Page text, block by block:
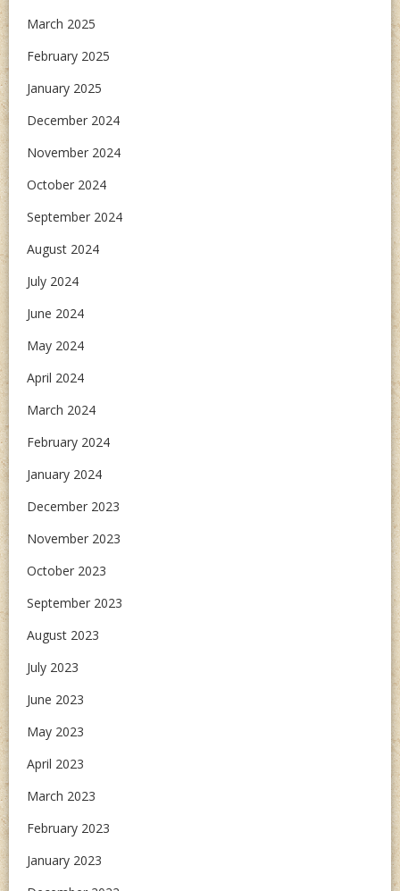
March 2025
February 2025
January 2025
December 2024
November 2024
October 2024
September 2024
August 2024
July 2024
June 2024
May 2024
April 2024
March 2024
February 2024
January 2024
December 2023
November 2023
October 2023
September 2023
August 2023
July 2023
June 2023
May 2023
April 2023
March 2023
February 2023
January 2023